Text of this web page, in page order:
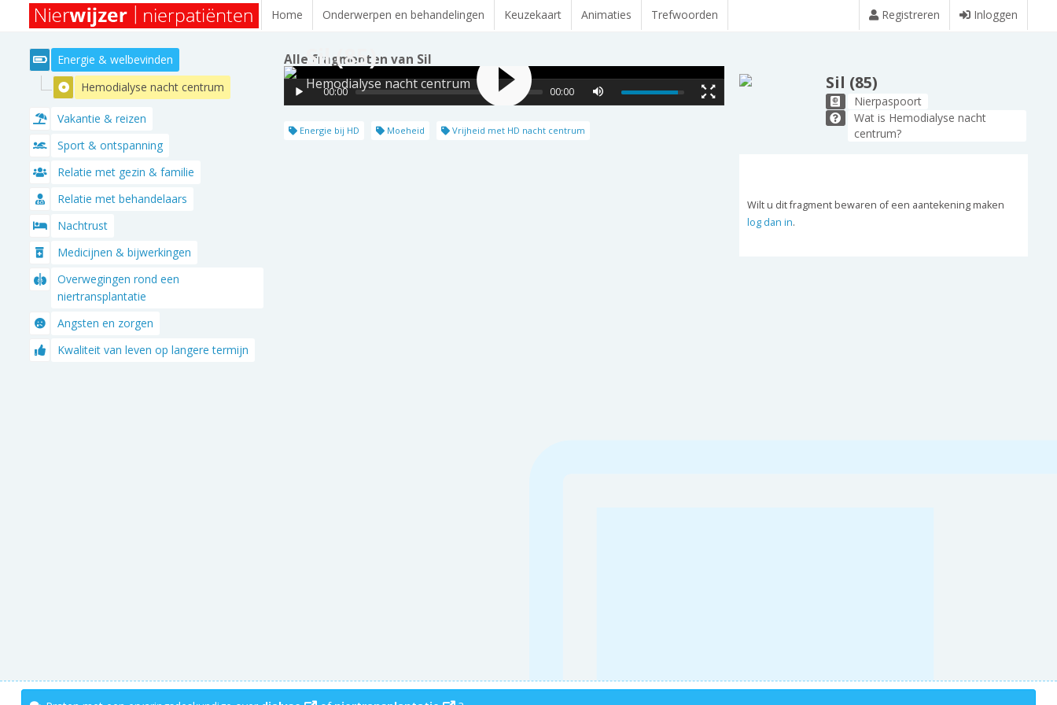
Home Onderwerpen en behandelingen Keuzekaart Animaties Trefwoorden Registreren Inloggen
Energie & welbevinden
Hemodialyse nacht centrum
Vakantie & reizen
Sport & ontspanning
Relatie met gezin & familie
Relatie met behandelaars
Nachtrust
Medicijnen & bijwerkingen
Overwegingen rond een
niertransplantatie
Angsten en zorgen
Kwaliteit van leven op langere termijn
Alle fragmenten van Sil
Sil (85)
Hemodialyse nacht centrum
00:00 00:00
Energie bij HD Moeheid Vrijheid met HD nacht centrum
Sil (85)
Nierpaspoort
Wat is Hemodialyse nacht
centrum?
Wilt u dit fragment bewaren of een aantekening maken
log dan in.